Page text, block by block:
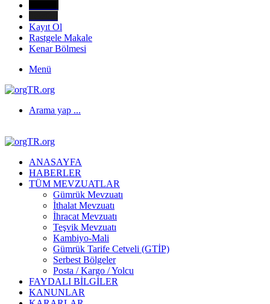
Kayıt Ol
Rastgele Makale
Kenar Bölmesi
Menü
Arama yap ...
ANASAYFA
HABERLER
TÜM MEVZUATLAR
Gümrük Mevzuatı
İthalat Mevzuatı
İhracat Mevzuatı
Teşvik Mevzuatı
Kambiyo-Mali
Gümrük Tarife Cetveli (GTİP)
Serbest Bölgeler
Posta / Kargo / Yolcu
FAYDALI BILGILER
KANUNLAR